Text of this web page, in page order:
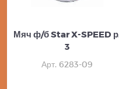
Мяч ф/б Star X-SPEED р.
3
Арт. 6283-09